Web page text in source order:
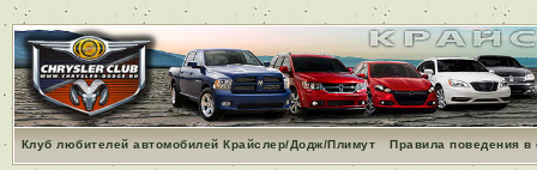
Клуб любителей автомобилей Крайслер/Додж/Плимут Правила поведения